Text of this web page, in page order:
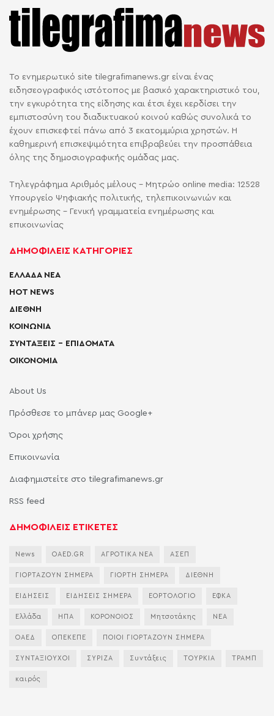
Το ενημερωτικό site tilegrafimanews.gr είναι ένας
ειδησεογραφικός ιστότοπος με βασικό χαρακτηριστικό του,
την εγκυρότητα της είδησης και έτσι έχει κερδίσει την
εμπιστοσύνη του διαδικτυακού κοινού καθώς συνολικά το
έχουν επισκεφτεί πάνω από 3 εκατομμύρια χρηστών. Η
καθημερινή επισκεψιμότητα επιβραβεύει την προσπάθεια
όλης της δημοσιογραφικής ομάδας μας.
Τηλεγράφημα Αριθμός μέλους - Μητρώο online media: 12528
Υπουργείο Ψηφιακής πολιτικής, τηλεπικοινωνιών και
ενημέρωσης - Γενική γραμματεία ενημέρωσης και
επικοινωνίας
ΔΗΜΟΦΙΛΕΙΣ ΚΑΤΗΓΟΡΙΕΣ
ΕΛΛΑΔΑ ΝΕΑ
HOT NEWS
ΔΙΕΘΝΗ
ΚΟΙΝΩΝΙΑ
ΣΥΝΤΑΞΕΙΣ – ΕΠΙΔΟΜΑΤΑ
ΟΙΚΟΝΟΜΙΑ
About Us
Πρόσθεσε το μπάνερ μας Google+
Όροι χρήσης
Επικοινωνία
Διαφημιστείτε στο tilegrafimanews.gr
RSS feed
ΔΗΜΟΦΙΛΕΙΣ ΕΤΙΚΕΤΕΣ
News OAED.GR ΑΓΡΟΤΙΚΑ ΝΕΑ ΑΣΕΠ
ΓΙΟΡΤΑΖΟΥΝ ΣΗΜΕΡΑ ΓΙΟΡΤΗ ΣΗΜΕΡΑ ΔΙΕΘΝΗ
ΕΙΔΗΣΕΙΣ ΕΙΔΗΣΕΙΣ ΣΗΜΕΡΑ ΕΟΡΤΟΛΟΓΙΟ ΕΦΚΑ
Ελλάδα ΗΠΑ ΚΟΡΟΝΟΙΟΣ Μητσοτάκης ΝΕΑ
ΟΑΕΔ ΟΠΕΚΕΠΕ ΠΟΙΟΙ ΓΙΟΡΤΑΖΟΥΝ ΣΗΜΕΡΑ
ΣΥΝΤΑΞΙΟΥΧΟΙ ΣΥΡΙΖΑ Συντάξεις ΤΟΥΡΚΙΑ ΤΡΑΜΠ
καιρός